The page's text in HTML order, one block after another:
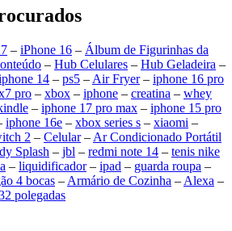
– iPhone 16 – Álbum de Figurinhas da
– Hub Celulares – Hub Geladeira –
14 – ps5 – Air Fryer– iphone 16 pro
pro – xbox – iphone – creatina – whey
– iphone 17 pro max – iphone 15 pro
iphone 16e – xbox series s – xiaomi –
2 – Celular– Ar Condicionado Portátil
Splash – jbl – redmi note 14 – tenis nike
– liquidificador– ipad – guarda roupa –
4 bocas – Armário de Cozinha – Alexa –
polegadas